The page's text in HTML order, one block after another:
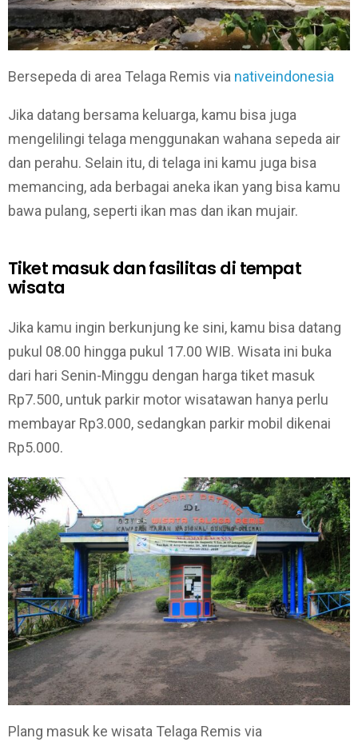
Bersepeda di area Telaga Remis via nativeindonesia
Jika datang bersama keluarga, kamu bisa juga
mengelilingi telaga menggunakan wahana sepeda air
dan perahu. Selain itu, di telaga ini kamu juga bisa
memancing, ada berbagai aneka ikan yang bisa kamu
bawa pulang, seperti ikan mas dan ikan mujair.
Tiket masuk dan fasilitas di tempat
wisata
Jika kamu ingin berkunjung ke sini, kamu bisa datang
pukul 08.00 hingga pukul 17.00 WIB. Wisata ini buka
dari hari Senin-Minggu dengan harga tiket masuk
Rp7.500, untuk parkir motor wisatawan hanya perlu
membayar Rp3.000, sedangkan parkir mobil dikenai
Rp5.000.
Plang masuk ke wisata Telaga Remis via